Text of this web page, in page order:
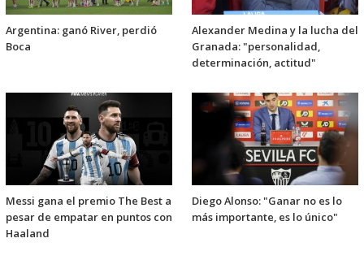
Argentina: ganó River, perdió
Boca
Alexander Medina y la lucha del
Granada: "personalidad,
determinación, actitud"
Messi gana el premio The Best a
pesar de empatar en puntos con
Haaland
Diego Alonso: "Ganar no es lo
más importante, es lo único"